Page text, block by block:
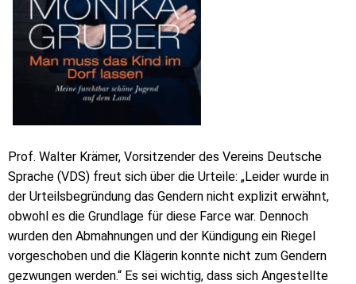
Prof. Walter Krämer, Vorsitzender des Vereins Deutsche
Sprache (VDS) freut sich über die Urteile: „Leider wurde in
der Urteilsbegründung das Gendern nicht explizit erwähnt,
obwohl es die Grundlage für diese Farce war. Dennoch
wurden den Abmahnungen und der Kündigung ein Riegel
vorgeschoben und die Klägerin konnte nicht zum Gendern
gezwungen werden.“ Es sei wichtig, dass sich Angestellte